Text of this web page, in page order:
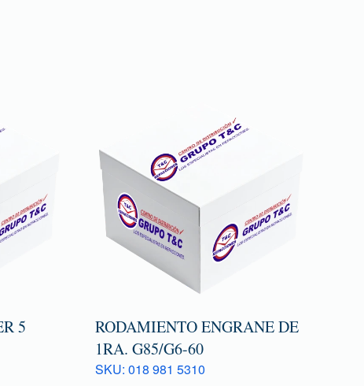
5
RODAMIENTO ENGRANE DE
1RA. G85/G6-60
SKU: 018 981 5310